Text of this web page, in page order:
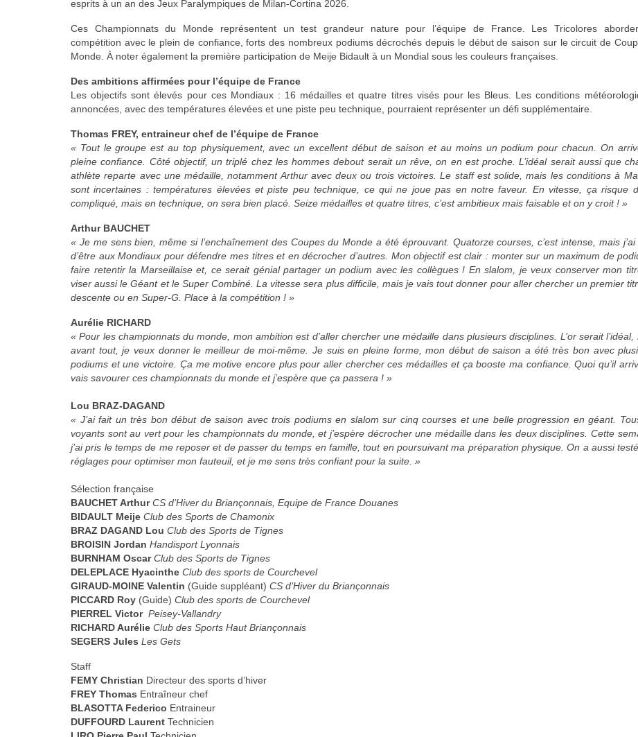
esprits à un an des Jeux Paralympiques de Milan-Cortina 2026.
Ces Championnats du Monde représentent un test grandeur nature pour l’équipe de France. Les Tricolores
compétition avec le plein de confiance, forts des nombreux podiums décrochés depuis le début de saison sur le circuit de
Monde. À noter également la première participation de Meije Bidault à un Mondial sous les couleurs françaises.
Des ambitions affirmées pour l’équipe de France
Les objectifs sont élevés pour ces Mondiaux : 16 médailles et quatre titres visés pour les Bleus. Les conditions
annoncées, avec des températures élevées et une piste peu technique, pourraient représenter un défi supplémentaire.
Thomas FREY, entraineur chef de l’équipe de France
« Tout le groupe est au top physiquement, avec un excellent début de saison et au moins un podium pour chacun. On
pleine confiance. Côté objectif, un triplé chez les hommes debout serait un rêve, on en est proche. L’idéal serait aussi que
athlète reparte avec une médaille, notamment Arthur avec deux ou trois victoires. Le staff est solide, mais les conditions à
sont incertaines : températures élevées et piste peu technique, ce qui ne joue pas en notre faveur. En vitesse, ça risque
compliqué, mais en technique, on sera bien placé. Seize médailles et quatre titres, c’est ambitieux mais faisable et on y croit ! »
Arthur BAUCHET
« Je me sens bien, même si l’enchaînement des Coupes du Monde a été éprouvant. Quatorze courses, c’est intense, mais j’ai
d’être aux Mondiaux pour défendre mes titres et en décrocher d’autres. Mon objectif est clair : monter sur un maximum de
faire retentir la Marseillaise et, ce serait génial partager un podium avec les collègues ! En slalom, je veux conserver mon
viser aussi le Géant et le Super Combiné. La vitesse sera plus difficile, mais je vais tout donner pour aller chercher un premier
descente ou en Super-G. Place à la compétition ! »
Aurélie RICHARD
« Pour les championnats du monde, mon ambition est d’aller chercher une médaille dans plusieurs disciplines. L’or serait l’idéal,
avant tout, je veux donner le meilleur de moi-même. Je suis en pleine forme, mon début de saison a été très bon avec
podiums et une victoire. Ça me motive encore plus pour aller chercher ces médailles et ça booste ma confiance. Quoi qu’il
vais savourer ces championnats du monde et j’espère que ça passera ! »
Lou BRAZ-DAGAND
« J’ai fait un très bon début de saison avec trois podiums en slalom sur cinq courses et une belle progression en géant.
voyants sont au vert pour les championnats du monde, et j’espère décrocher une médaille dans les deux disciplines. Cette
j’ai pris le temps de me reposer et de passer du temps en famille, tout en poursuivant ma préparation physique. On a aussi
réglages pour optimiser mon fauteuil, et je me sens très confiant pour la suite. »
Sélection française
BAUCHET ArthurCS d’Hiver du Briançonnais, Equipe de France Douanes
BIDAULT Meije Club des Sports de Chamonix
BRAZ DAGAND Lou Club des Sports de Tignes
BROISIN Jordan Handisport Lyonnais
BURNHAM OscarClub des Sports de Tignes
DELEPLACE Hyacinthe Club des sports de Courchevel
GIRAUD-MOINE Valentin (Guide suppléant) CS d’Hiver du Briançonnais
PICCARD Roy (Guide) Club des sports de Courchevel
PIERREL Victor Peisey-Vallandry
RICHARD Aurélie Club des Sports Haut Briançonnais
SEGERS Jules Les Gets
Staff
FEMY Christian Directeur des sports d’hiver
FREY Thomas Entraîneur chef
BLASOTTA Federico Entraineur
DUFFOURD Laurent Technicien